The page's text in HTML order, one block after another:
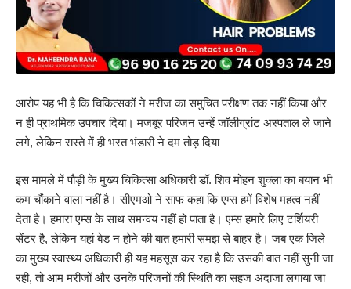
आरोप यह भी है कि चिकित्सकों ने मरीज का समुचित परीक्षण तक नहीं किया और
न ही प्राथमिक उपचार दिया। मजबूर परिजन उन्हें जॉलीग्रांट अस्पताल ले जाने
लगे, लेकिन रास्ते में ही भरत भंडारी ने दम तोड़ दिया
इस मामले में पौड़ी के मुख्य चिकित्सा अधिकारी डॉ. शिव मोहन शुक्ला का बयान भी
कम चौंकाने वाला नहीं है। सीएमओ ने साफ कहा कि एम्स हमें विशेष महत्व नहीं
देता है। हमारा एम्स के साथ समन्वय नहीं हो पाता है। एम्स हमारे लिए टर्शियरी
सेंटर है, लेकिन यहां बेड न होने की बात हमारी समझ से बाहर है। जब एक जिले
का मुख्य स्वास्थ्य अधिकारी ही यह महसूस कर रहा है कि उसकी बात नहीं सुनी जा
रही, तो आम मरीजों और उनके परिजनों की स्थिति का सहज अंदाजा लगाया जा